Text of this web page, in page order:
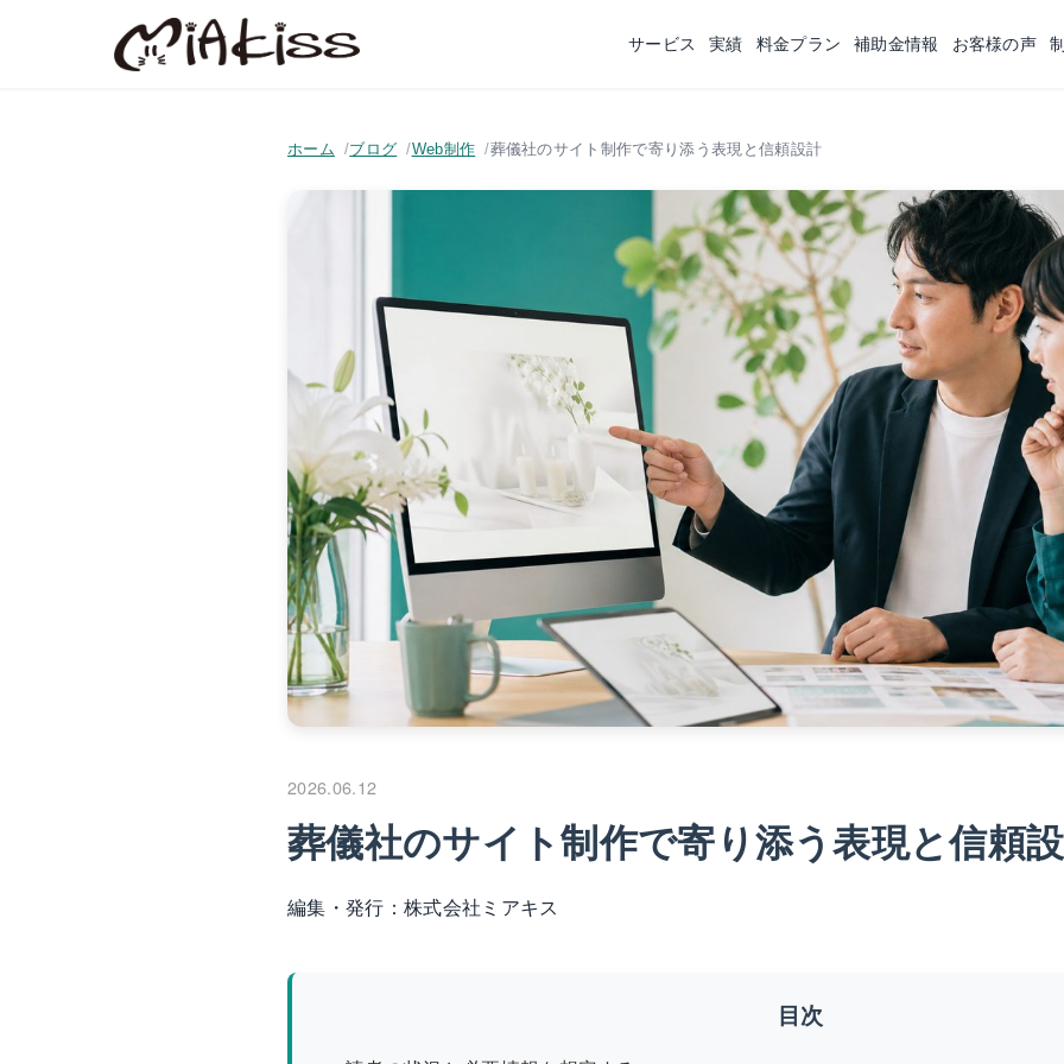
サービス 実績 料金プラン 補助金情報 お客様の声
ホーム ブログ Web制作 葬儀社のサイト制作で寄り添う表現と信頼設計
2026.06.12
葬儀社のサイト制作で寄り添う表現と信頼
編集・発行： 株式会社ミアキス
目次